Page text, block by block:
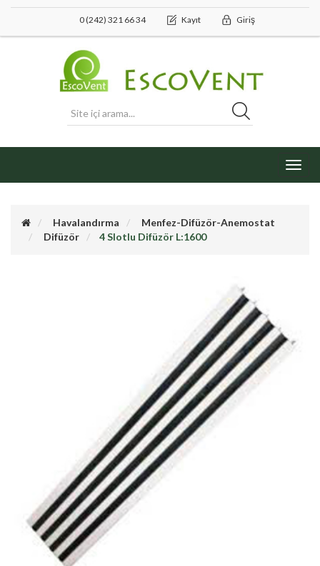
0 (242) 321 66 34 Kayıt Giriş
Havalandırma
Menfez-Difüzör-Anemostat
Difüzör
4 Slotlu Difüzör L:1600